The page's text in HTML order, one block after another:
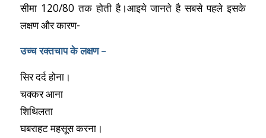
सीमा 120/80 तक होती है।आइये जानते है सबसे पहले इसके
लक्षण और कारण-
उच्च रक्तचाप के लक्षण –
सिर दर्द होना।
चक्कर आना
शिथिलता
घबराहट महसूस करना।